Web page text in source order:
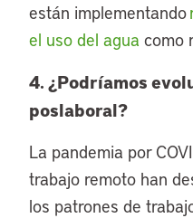
están implementando
el uso del agua como
4. ¿Podríamos
poslaboral?
La pandemia por
trabajo remoto han
los patrones de